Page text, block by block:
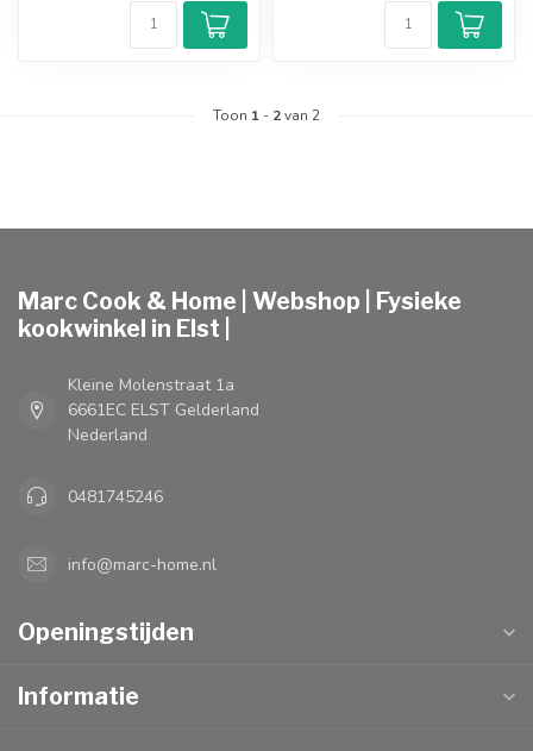
Toon 1 - 2van 2
Marc Cook & Home | Webshop | Fysieke
kookwinkel in Elst |
Kleine Molenstraat 1a
6661EC ELST Gelderland
Nederland
0481745246
info@marc-home.nl
Openingstijden
Informatie